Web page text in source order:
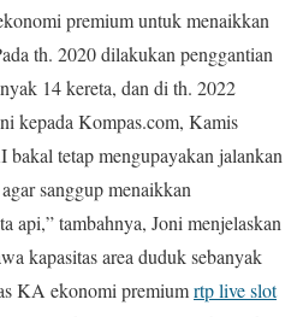
premium untuk menaikkan
th. 2020 dilakukan penggantian
14 kereta, dan di th. 2022
kepada Kompas.com, Kamis
tetap mengupayakan jalankan
sanggup menaikkan
api,” tambahnya, Joni menjelaskan
kapasitas area duduk sebanyak
KA ekonomi premiumrtp live slot